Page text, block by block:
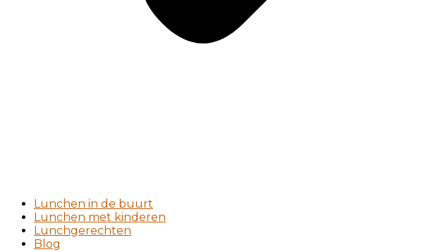
Lunchen in de buurt
Lunchen met kinderen
Lunchgerechten
Blog